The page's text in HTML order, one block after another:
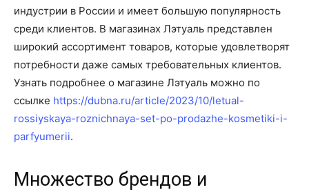
индустрии в России и имеет большую популярность
среди клиентов. В магазинах Лэтуаль представлен
широкий ассортимент товаров, которые удовлетворят
потребности даже самых требовательных клиентов.
Узнать подробнее о магазине Лэтуаль можно по
ссылке https://dubna.ru/article/2023/10/letual-
rossiyskaya-roznichnaya-set-po-prodazhe-kosmetiki-i-
parfyumerii.
Множество брендов и